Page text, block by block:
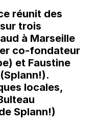
réunit des
trois
à Marseille
co-fondateur
et Faustine
locales,
Splann!)